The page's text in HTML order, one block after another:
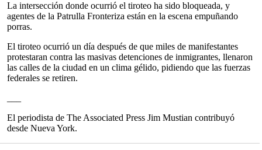
La intersección donde ocurrió el tiroteo ha sido bloqueada, y
agentes de la Patrulla Fronteriza están en la escena empuñando
porras.
El tiroteo ocurrió un día después de que miles de manifestantes
protestaran contra las masivas detenciones de inmigrantes, llenaron
las calles de la ciudad en un clima gélido, pidiendo que las fuerzas
federales se retiren.
El periodista de The Associated Press Jim Mustian contribuyó
desde Nueva York.